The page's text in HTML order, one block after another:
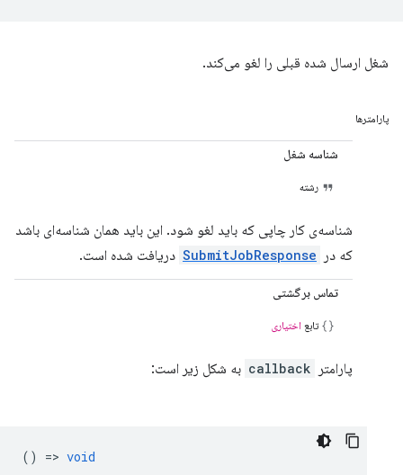
شغل ارسال شده قبلی را لغو می‌کند.
پارامترها
شناسه شغل
رشته
شناسه‌ی کار چاپی که باید لغو شود. این باید همان شناسه‌ای باشد
که در
SubmitJobResponse دریافت شده است.
تماس برگشتی
تابع اختیاری
پارامتر callback به شکل زیر است:
() => void